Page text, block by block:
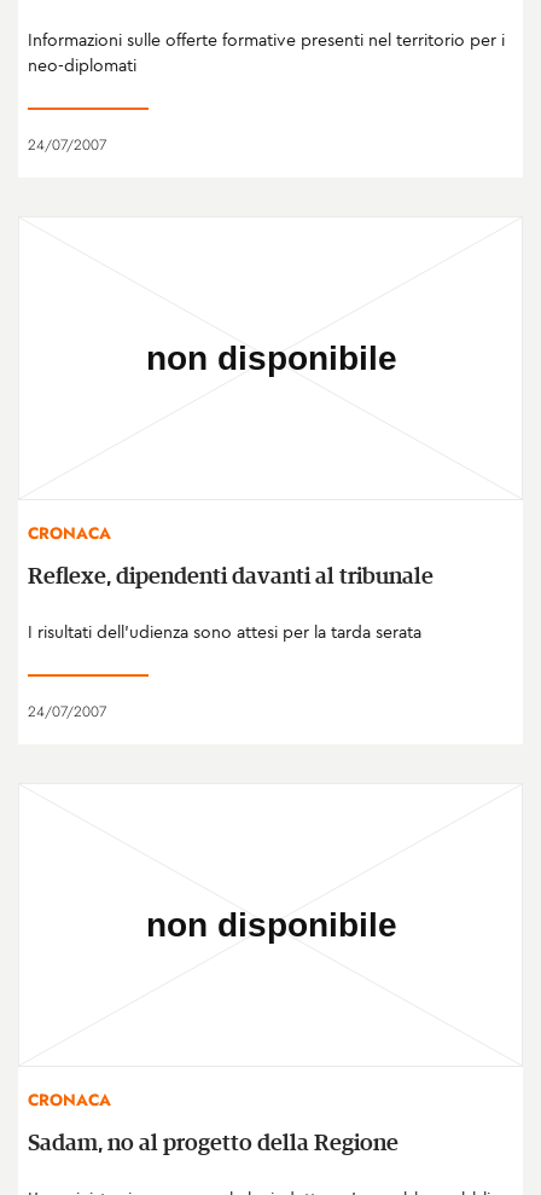
Informazioni sulle offerte formative presenti nel territorio per i
neo-diplomati
24/07/2007
CRONACA
Reflexe, dipendenti davanti al tribunale
I risultati dell'udienza sono attesi per la tarda serata
24/07/2007
CRONACA
Sadam, no al progetto della Regione